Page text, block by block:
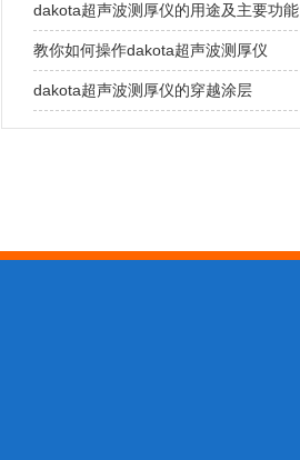
dakota超声波测厚仪的用途及主要功能
教你如何操作dakota超声波测厚仪
dakota超声波测厚仪的穿越涂层